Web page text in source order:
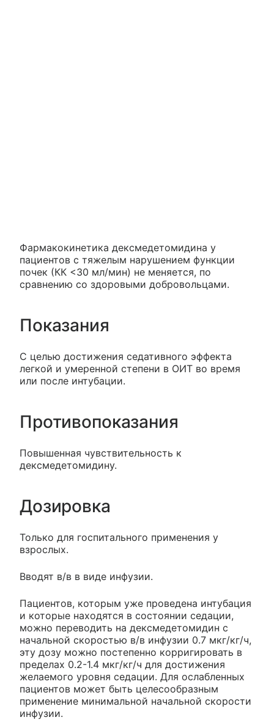
Фармакокинетика дексмедетомидина у
пациентов с тяжелым нарушением функции
почек (КК <30 мл/мин) не меняется, по
сравнению со здоровыми добровольцами.
Показания
С целью достижения седативного эффекта
легкой и умеренной степени в ОИТ во время
или после интубации.
Противопоказания
Повышенная чувствительность к
дексмедетомидину.
Дозировка
Только для госпитального применения у
взрослых.
Вводят в/в в виде инфузии.
Пациентов, которым уже проведена интубация
и которые находятся в состоянии седации,
можно переводить на дексмедетомидин с
начальной скоростью в/в инфузии 0.7 мкг/кг/ч,
эту дозу можно постепенно корригировать в
пределах 0.2-1.4 мкг/кг/ч для достижения
желаемого уровня седации. Для ослабленных
пациентов может быть целесообразным
применение минимальной начальной скорости
инфузии.